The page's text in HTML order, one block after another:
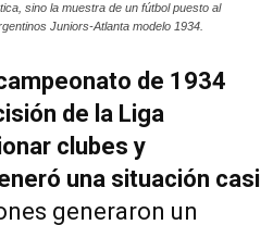
sino la muestra de un fútbol puesto al
Juniors-Atlanta modelo 1934.
de 1934
de la Liga
clubes y
una situación casi
generaron un